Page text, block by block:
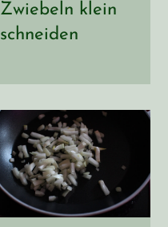
Zwiebeln klein
schneiden